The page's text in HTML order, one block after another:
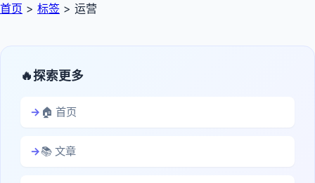
首页 > 标签 > 运营
探索更多
🏠 首页
📚 文章